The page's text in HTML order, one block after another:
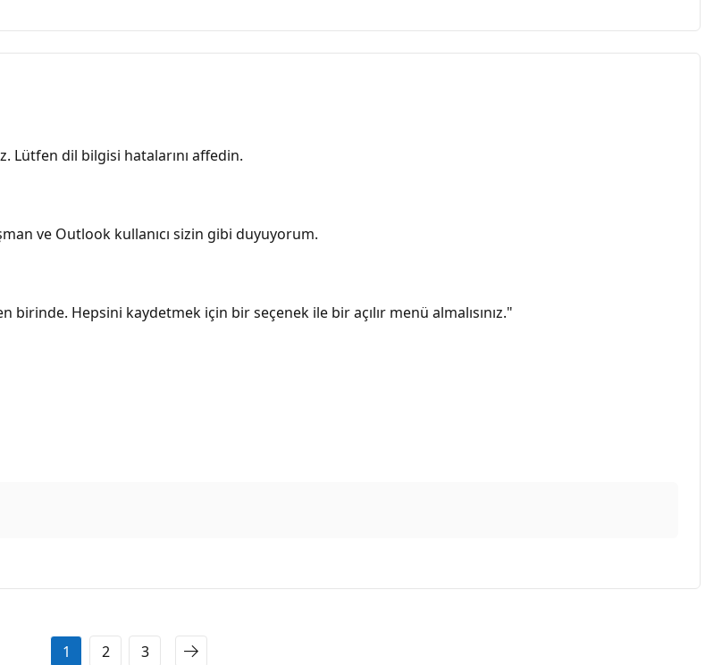
Lütfen dil bilgisi hatalarını affedin.
ve Outlook kullanıcı sizin gibi duyuyorum.
birinde. Hepsini kaydetmek için bir seçenek ile bir açılır menü almalısınız."
1 2 3